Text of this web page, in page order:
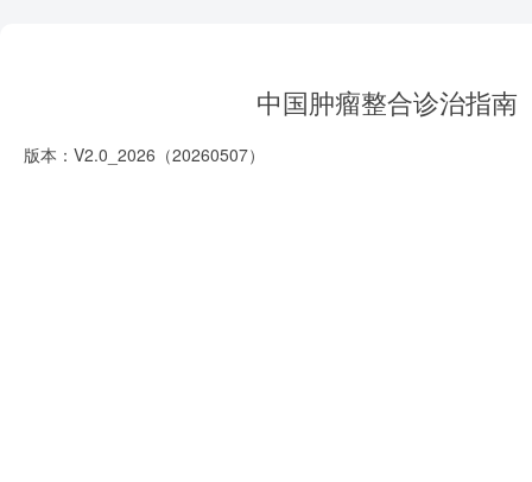
中国肿瘤整合诊治指南
版本：V2.0_2026（20260507）